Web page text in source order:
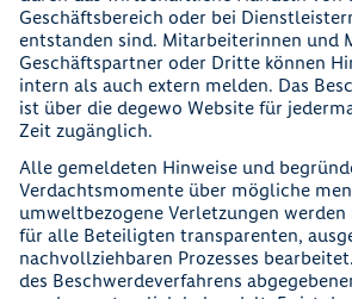
Geschäftsbereich oder bei
entstanden sind. Mitarbeiterinnen und
Geschäftspartner oder Dritte können
intern als auch extern melden. Das
ist über die degewo Website für
Zeit zugänglich.
Alle gemeldeten Hinweise und
Verdachtsmomente über mögliche
umweltbezogene Verletzungen werden
für alle Beteiligten transparenten,
nachvollziehbaren Prozesses
des Beschwerdeverfahrens